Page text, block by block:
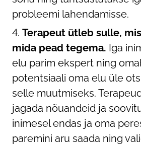
probleemi lahendamisse.
Terapeut ütleb sulle,
mida pead tegema. Iga
elu parim ekspert ning
potentsiaali oma elu üle
selle muutmiseks.
jagada nõuandeid ja
inimesel endas ja oma
paremini aru saada ning